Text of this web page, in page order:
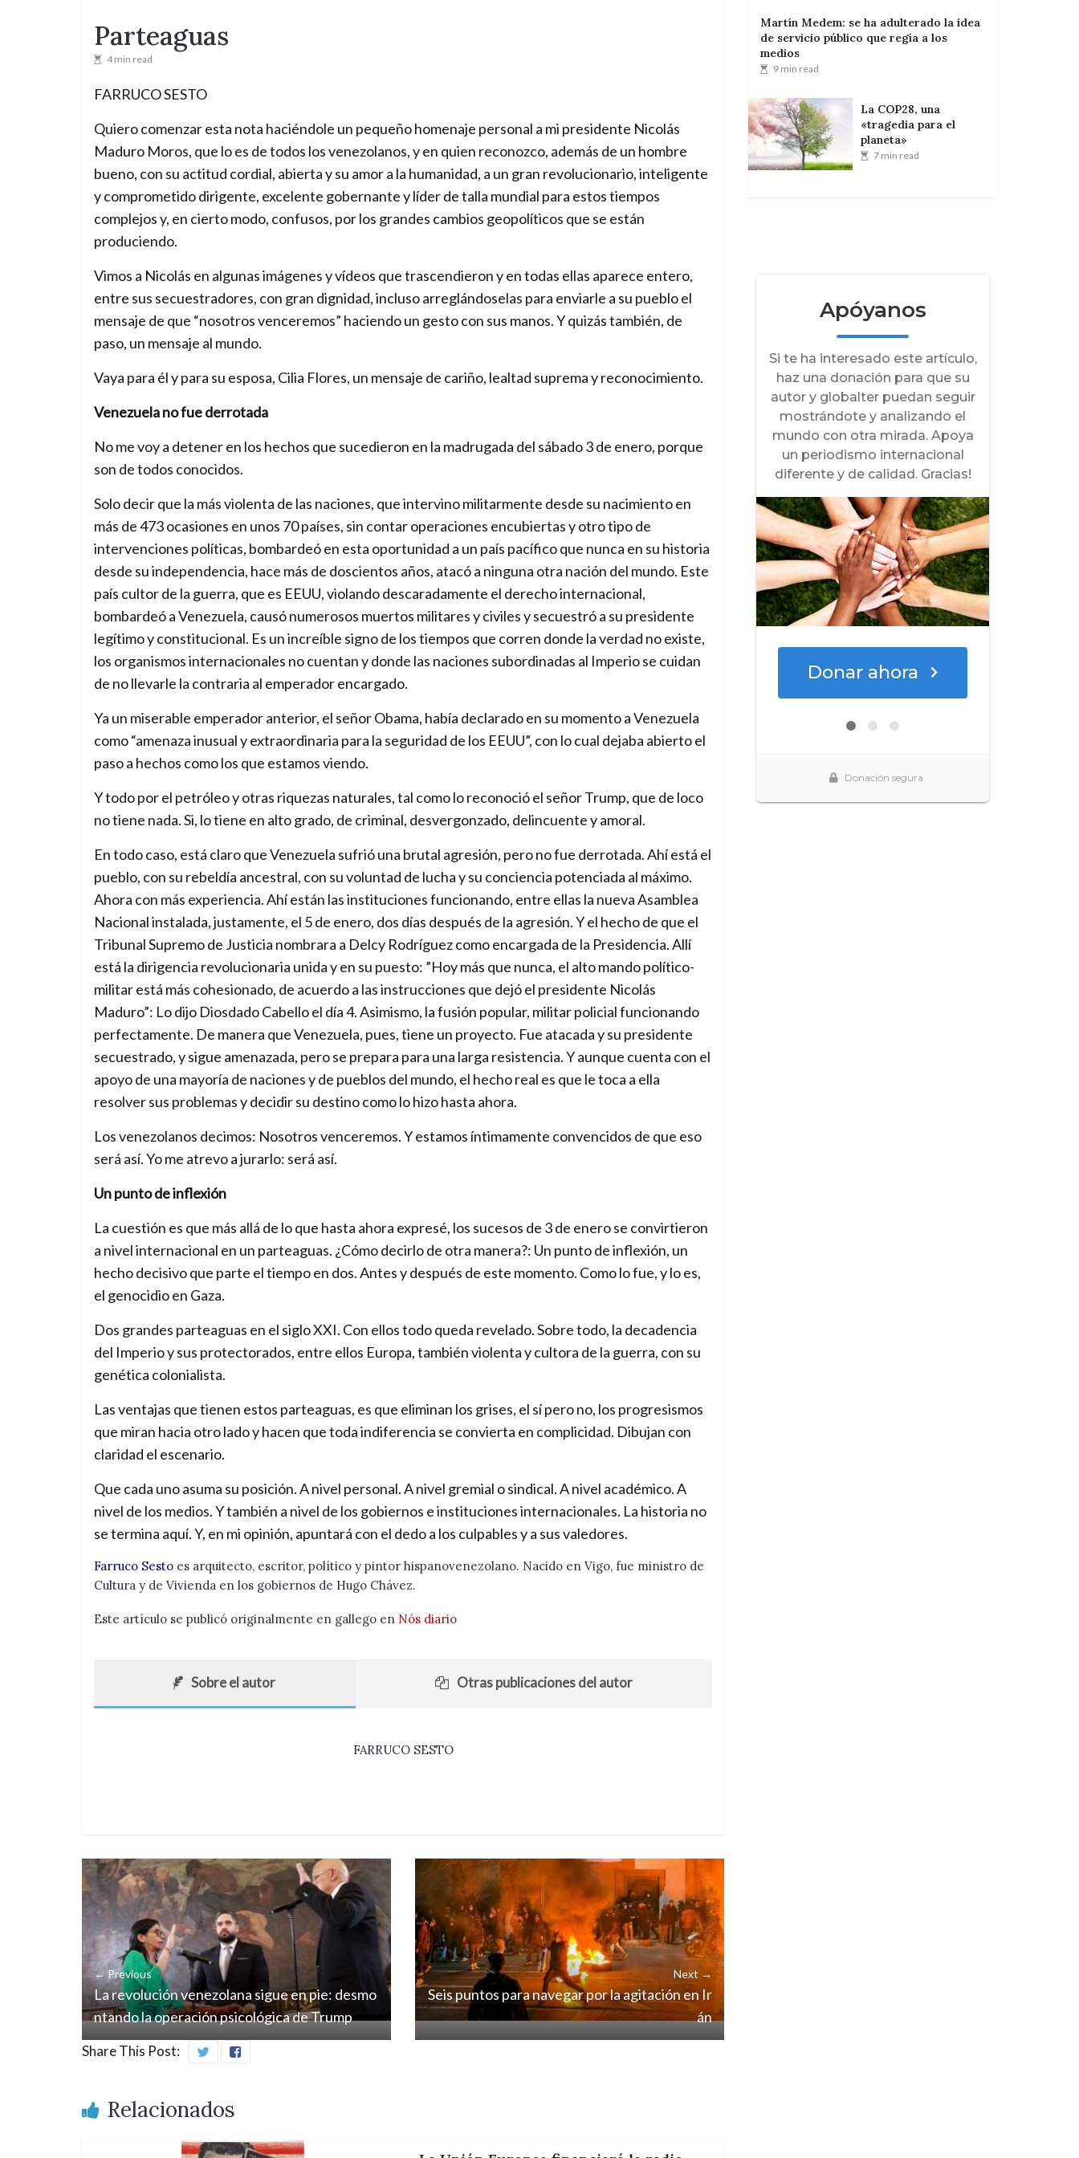
u
n
m
u
n
o
e
n
m
o
h
n
e
r
n
n
a
l
m
e
d
i
a
f
o
r
a
h
i
n
g
o
r
Parteaguas
4 min read
FARRUCO SESTO
Quiero comenzar esta nota haciéndole un pequeño homenaje personal a mi presidente Nicolás
Maduro Moros, que lo es de todos los venezolanos, y en quien reconozco, además de un hombre
bueno, con su actitud cordial, abierta y su amor a la humanidad, a un gran revolucionario, inteligente
y comprometido dirigente, excelente gobernante y líder de talla mundial para estos tiempos
complejos y, en cierto modo, confusos, por los grandes cambios geopolíticos que se están
produciendo.
Vimos a Nicolás en algunas imágenes y vídeos que trascendieron y en todas ellas aparece entero,
entre sus secuestradores, con gran dignidad, incluso arreglándoselas para enviarle a su pueblo el
mensaje de que “nosotros venceremos” haciendo un gesto con sus manos. Y quizás también, de
paso, un mensaje al mundo.
Vaya para él y para su esposa, Cilia Flores, un mensaje de cariño, lealtad suprema y reconocimiento.
Venezuela no fue derrotada
No me voy a detener en los hechos que sucedieron en la madrugada del sábado 3 de enero, porque
son de todos conocidos.
Solo decir que la más violenta de las naciones, que intervino militarmente desde su nacimiento en
más de 473 ocasiones en unos 70 países, sin contar operaciones encubiertas y otro tipo de
intervenciones políticas, bombardeó en esta oportunidad a un país pacífico que nunca en su historia
desde su independencia, hace más de doscientos años, atacó a ninguna otra nación del mundo. Este
país cultor de la guerra, que es EEUU, violando descaradamente el derecho internacional,
bombardeó a Venezuela, causó numerosos muertos militares y civiles y secuestró a su presidente
legítimo y constitucional. Es un increíble signo de los tiempos que corren donde la verdad no existe,
los organismos internacionales no cuentan y donde las naciones subordinadas al Imperio se cuidan
de no llevarle la contraria al emperador encargado.
Ya un miserable emperador anterior, el señor Obama, había declarado en su momento a Venezuela
como “amenaza inusual y extraordinaria para la seguridad de los EEUU”, con lo cual dejaba abierto el
paso a hechos como los que estamos viendo.
Y todo por el petróleo y otras riquezas naturales, tal como lo reconoció el señor Trump, que de loco
no tiene nada. Si, lo tiene en alto grado, de criminal, desvergonzado, delincuente y amoral.
En todo caso, está claro que Venezuela sufrió una brutal agresión, pero no fue derrotada. Ahí está el
pueblo, con su rebeldía ancestral, con su voluntad de lucha y su conciencia potenciada al máximo.
Ahora con más experiencia. Ahí están las instituciones funcionando, entre ellas la nueva Asamblea
Nacional instalada, justamente, el 5 de enero, dos días después de la agresión. Y el hecho de que el
Tribunal Supremo de Justicia nombrara a Delcy Rodríguez como encargada de la Presidencia. Allí
está la dirigencia revolucionaria unida y en su puesto: ”Hoy más que nunca, el alto mando político-
militar está más cohesionado, de acuerdo a las instrucciones que dejó el presidente Nicolás
Maduro”: Lo dijo Diosdado Cabello el día 4. Asimismo, la fusión popular, militar policial funcionando
perfectamente. De manera que Venezuela, pues, tiene un proyecto. Fue atacada y su presidente
secuestrado, y sigue amenazada, pero se prepara para una larga resistencia. Y aunque cuenta con el
apoyo de una mayoría de naciones y de pueblos del mundo, el hecho real es que le toca a ella
resolver sus problemas y decidir su destino como lo hizo hasta ahora.
Los venezolanos decimos: Nosotros venceremos. Y estamos íntimamente convencidos de que eso
será así. Yo me atrevo a jurarlo: será así.
Un punto de inflexión
La cuestión es que más allá de lo que hasta ahora expresé, los sucesos de 3 de enero se convirtieron
a nivel internacional en un parteaguas. ¿Cómo decirlo de otra manera?: Un punto de inflexión, un
hecho decisivo que parte el tiempo en dos. Antes y después de este momento. Como lo fue, y lo es,
el genocidio en Gaza.
Dos grandes parteaguas en el siglo XXI. Con ellos todo queda revelado. Sobre todo, la decadencia
del Imperio y sus protectorados, entre ellos Europa, también violenta y cultora de la guerra, con su
genética colonialista.
Las ventajas que tienen estos parteaguas, es que eliminan los grises, el sí pero no, los progresismos
que miran hacia otro lado y hacen que toda indiferencia se convierta en complicidad. Dibujan con
claridad el escenario.
Que cada uno asuma su posición. A nivel personal. A nivel gremial o sindical. A nivel académico. A
nivel de los medios. Y también a nivel de los gobiernos e instituciones internacionales. La historia no
se termina aquí. Y, en mi opinión, apuntará con el dedo a los culpables y a sus valedores.
Farruco Sesto es arquitecto, escritor, político y pintor hispanovenezolano. Nacido en Vigo, fue ministro de
Cultura y de Vivienda en los gobiernos de Hugo Chávez.
Este artículo se publicó originalmente en gallego en Nós diario
Sobre el autor Otras publicaciones del autor
FARRUCO SESTO
← Previous
La revolución venezolana sigue en pie: desmo
ntando la operación psicológica de Trump
Next →
Seis puntos para navegar por la agitación en Ir
án
Share This Post:
Relacionados
Martín Medem: se ha adulterado la idea
de servicio público que regía a los
medios
9 min read
La COP28, una
«tragedia para el
planeta»
7 min read